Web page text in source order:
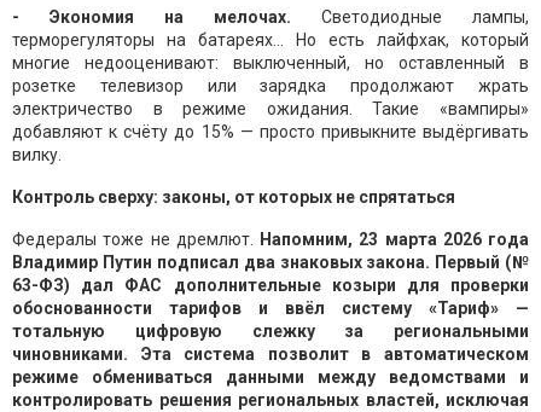
- Экономия на мелочах. Светодиодные лампы,
терморегуляторы на батареях... Но есть лайфхак, который
многие недооценивают: выключенный, но оставленный в
розетке телевизор или зарядка продолжают жрать
электричество в режиме ожидания. Такие «вампиры»
добавляют к счёту до 15% — просто привыкните выдёргивать
вилку.
Контроль сверху: законы, от которых не спрятаться
Федералы тоже не дремлют.
Напомним, 23 марта 2026 года
Владимир Путин подписал два знаковых закона. Первый (№
63-ФЗ) дал ФАС дополнительные козыри для проверки
обоснованности тарифов и ввёл систему «Тариф» —
тотальную цифровую слежку за региональными
чиновниками. Эта система позволит в автоматическом
режиме обмениваться данными между ведомствами и
контролировать решения региональных властей, исключая